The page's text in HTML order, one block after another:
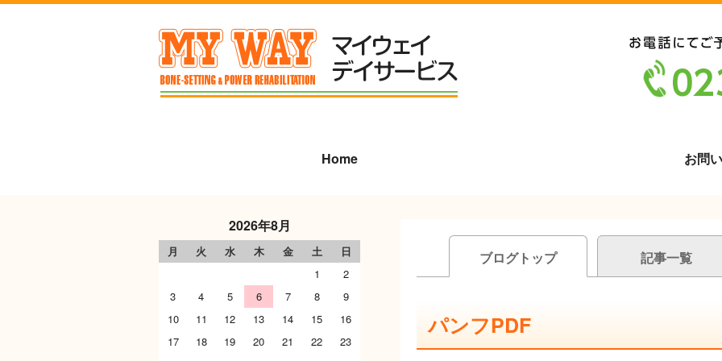
Home お問
ブログトップ 記事一覧
パンフPDF
2026年8月
月 火 水 木 金 土
日
1
2
3
4 5 6 7 8
9
10
11 12 13 14 15
16
17
18 19 20 21 22
23